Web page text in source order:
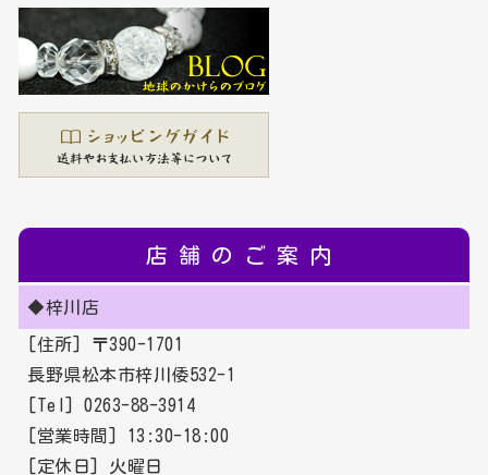
店舗のご案内
◆梓川店
[住所] 〒390-1701
長野県松本市梓川倭532-1
[Tel] 0263-88-3914
[営業時間] 13:30-18:00
[定休日] 火曜日